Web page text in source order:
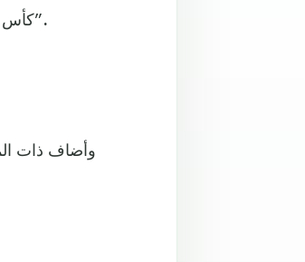
كأس العالم بقطر، يتفهم الاتحاد وفرناندو سانتوس أن الوقت حان لبدء دورة جديدة”.
وأضاف ذات